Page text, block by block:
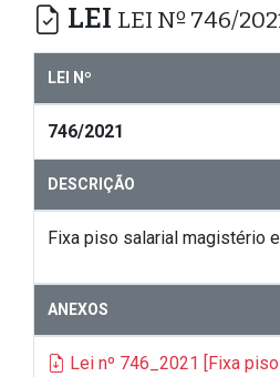
LEI LEI Nº 746/
LEI Nº
746/2021
DESCRIÇÃO
Fixa piso salarial magistério
ANEXOS
Lei nº 746_2021 [Fixa